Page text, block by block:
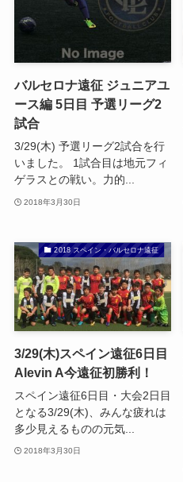
バルセロナ遠征 ジュニアユ
ース編 5日目 予選リーグ2
試合
3/29(木) 予選リーグ2試合を行
いました。 1試合目は地元フィ
ゲラスとの戦い。力的...
2018年3月30日
2018 スペイン・バルセロナ遠征
3/29(木)スペイン遠征6日目
Alevin A今遠征初勝利！
スペイン遠征6日目・大会2日目
となる3/29(木)、みんな疲れは
多少見えるものの元気...
2018年3月30日